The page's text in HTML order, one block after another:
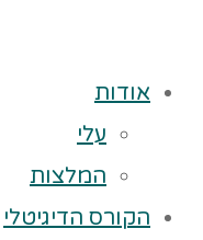
אודות
עלי
המלצות
הקורס הדיגיטלי